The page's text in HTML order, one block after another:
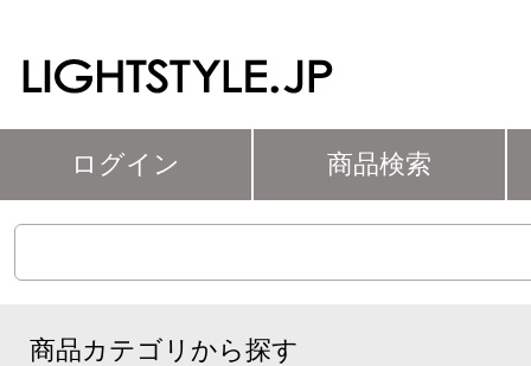
ログイン 商品検索
商品カテゴリから探す